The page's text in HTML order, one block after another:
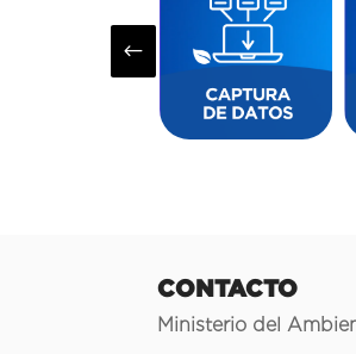
#
CONTACTO
Ministerio del